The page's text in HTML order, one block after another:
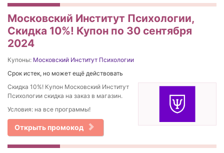
Московский Институт Психологии,
Скидка 10%! Купон по 30 сентября
2024
Купоны: Московский Институт Психологии
Срок истек, но может ещё действовать
Скидка 10%! Купон Московский Институт
Психологии скидка на заказ в магазин.
Условия: на все программы!
Открыть промокод